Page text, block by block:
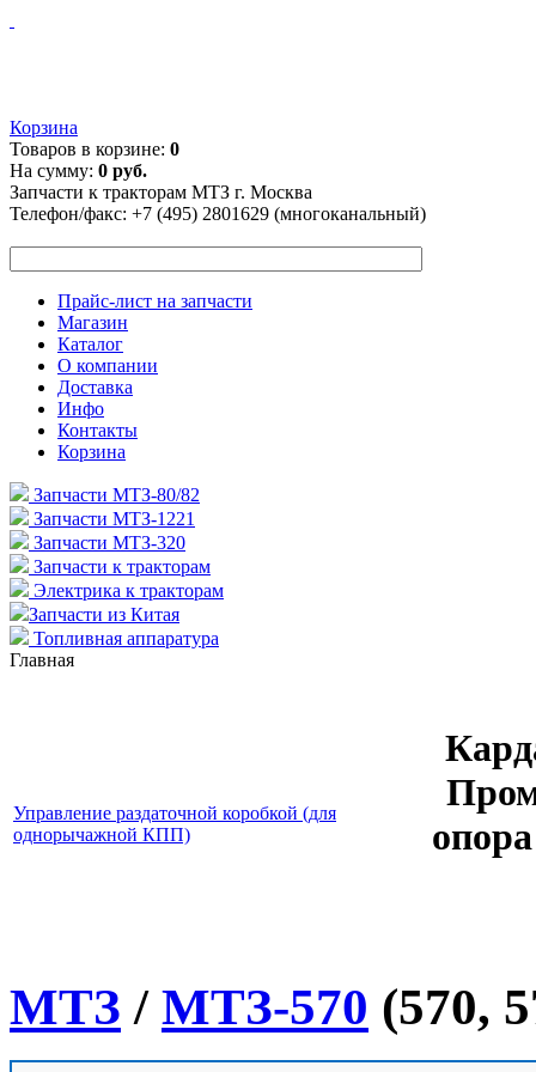
Корзина
Товаров в корзине: 0
На сумму: 0 руб.
Запчасти к тракторам МТЗ г. Москва
Телефон/факс: +7 (495) 2801629 (многоканальный)
Прайс-лист на запчасти
Магазин
Каталог
О компании
Доставка
Инфо
Контакты
Корзина
Запчасти МТЗ-80/82
Запчасти МТЗ-1221
Запчасти МТЗ-320
Запчасти к тракторам
Электрика к тракторам
Запчасти из Китая
Топливная аппаратура
Главная
Управление раздаточной коробкой (для
однорычажной КПП)
МТЗ / МТЗ-570 (570,